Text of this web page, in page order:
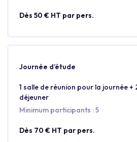
Dès 50 € HT par pers.
Journée d’étude
1 salle de réunion pour la journée +
déjeuner
Minimum participants : 5
Dès 70 € HT par pers.